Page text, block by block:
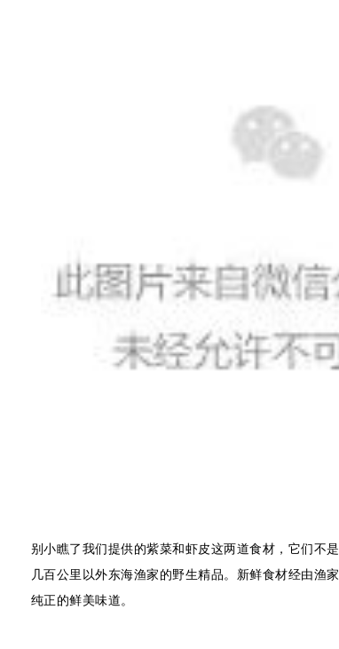
别小瞧了我们提供的紫菜和虾皮这两道食材，它们不
几百公里以外东海渔家的野生精品。 新鲜食材经由渔
纯正的鲜美味道。